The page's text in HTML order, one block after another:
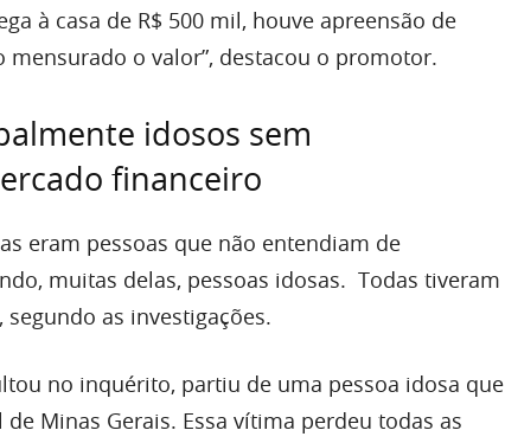
à casa de R$ 500 mil, houve apreensão de
o valor”, destacou o promotor.
idosos sem
financeiro
eram pessoas que não entendiam de
muitas delas, pessoas idosas. Todas tiveram
as investigações.
no inquérito, partiu de uma pessoa idosa que
Minas Gerais. Essa vítima perdeu todas as